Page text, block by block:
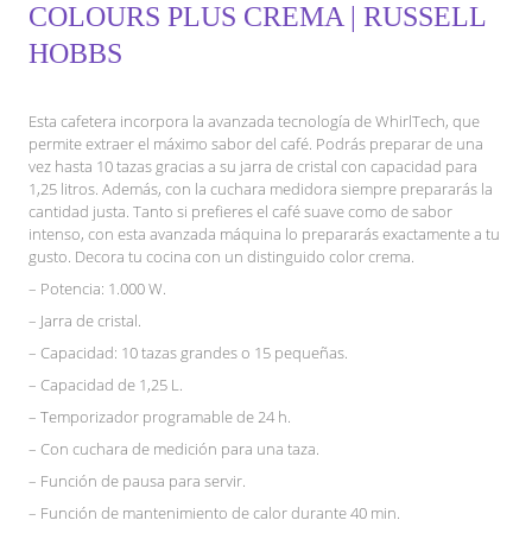
COLOURS PLUS CREMA | RUSSELL
HOBBS
Esta cafetera incorpora la avanzada tecnología de WhirlTech, que
permite extraer el máximo sabor del café. Podrás preparar de una
vez hasta 10 tazas gracias a su jarra de cristal con capacidad para
1,25 litros. Además, con la cuchara medidora siempre prepararás la
cantidad justa. Tanto si prefieres el café suave como de sabor
intenso, con esta avanzada máquina lo prepararás exactamente a tu
gusto. Decora tu cocina con un distinguido color crema.
– Potencia: 1.000 W.
– Jarra de cristal.
– Capacidad: 10 tazas grandes o 15 pequeñas.
– Capacidad de 1,25 L.
– Temporizador programable de 24 h.
– Con cuchara de medición para una taza.
– Función de pausa para servir.
– Función de mantenimiento de calor durante 40 min.